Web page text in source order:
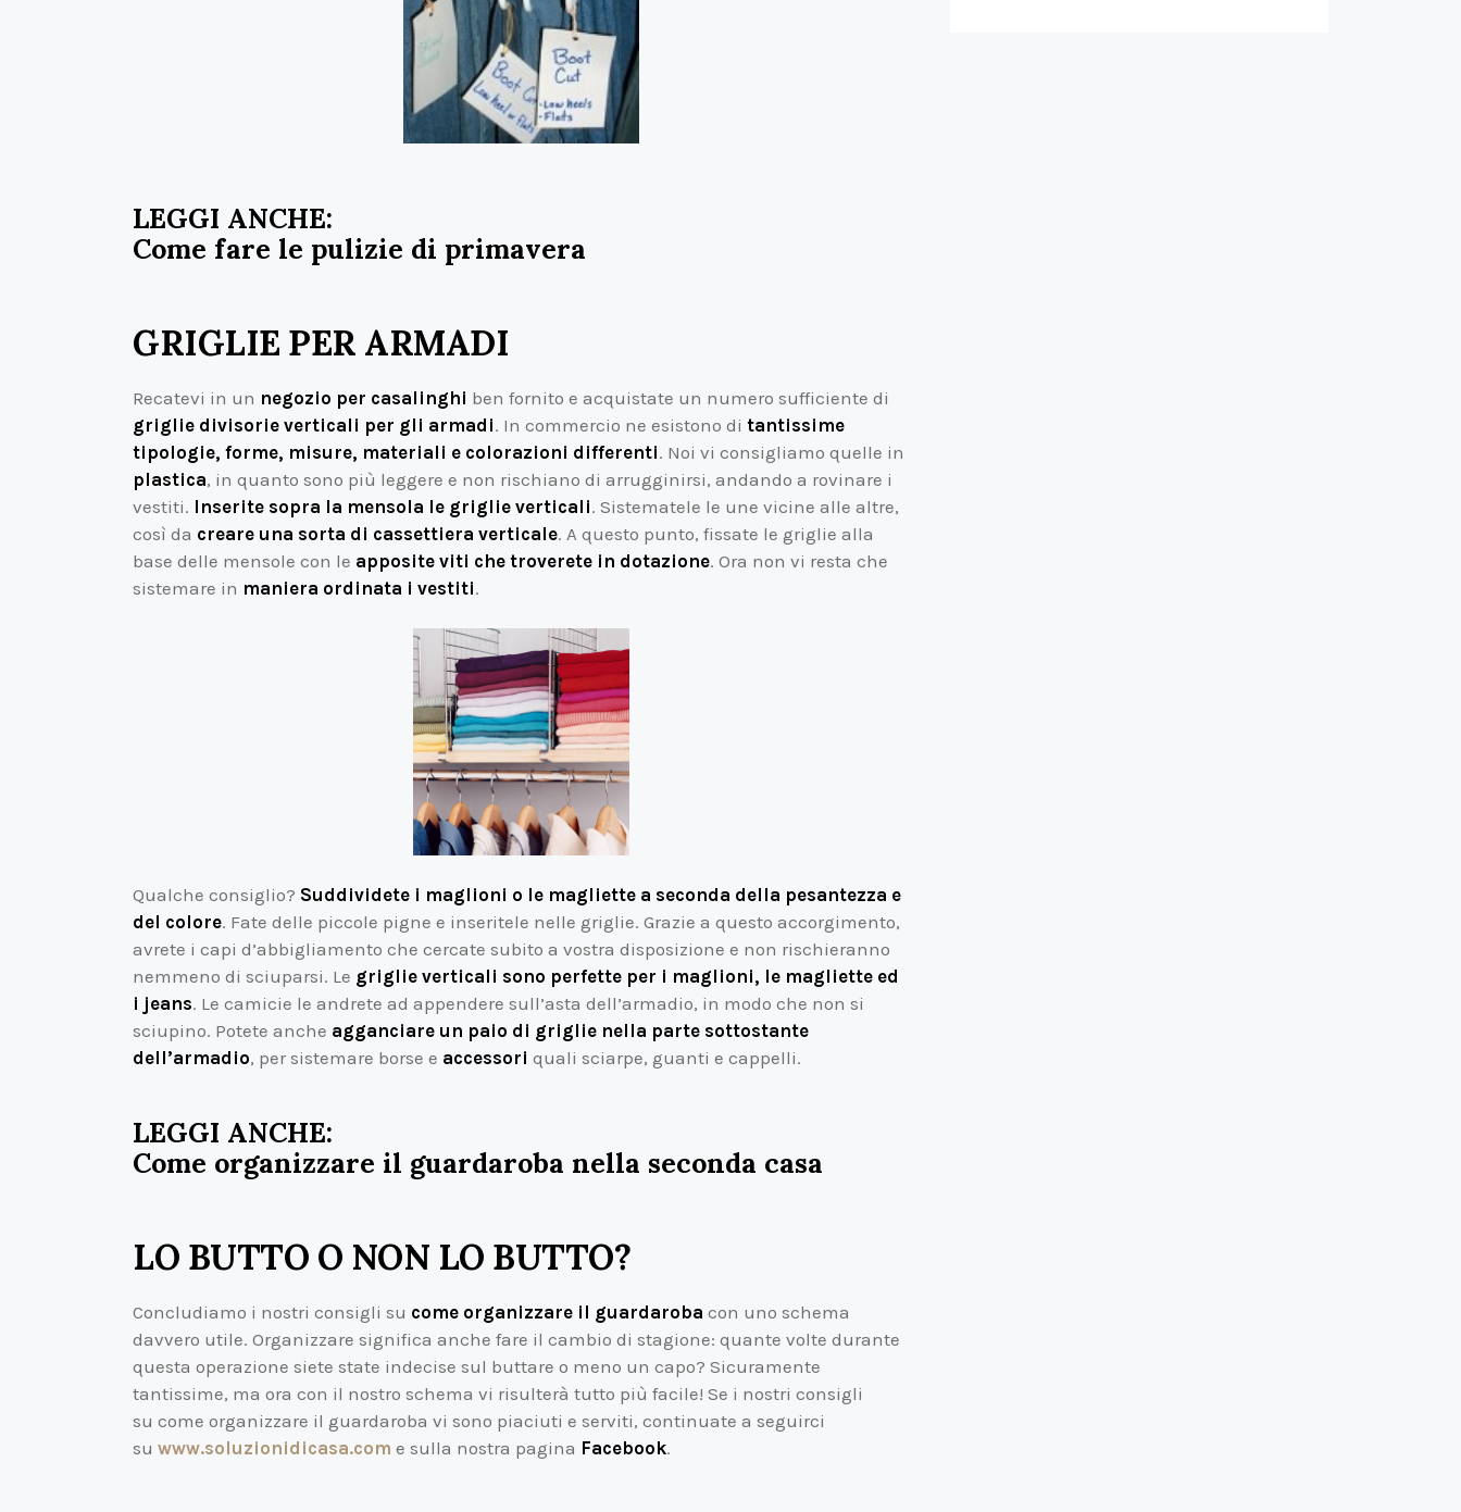
LEGGI ANCHE:
Come fare le pulizie di primavera
GRIGLIE PER ARMADI
Recatevi in un negozio per casalinghi ben fornito e acquistate un numero sufficiente di
griglie divisorie verticali per gli armadi. In commercio ne esistono di tantissime
tipologie, forme, misure, materiali e colorazioni differenti. Noi vi consigliamo quelle in
plastica, in quanto sono più leggere e non rischiano di arrugginirsi, andando a rovinare i
vestiti. Inserite sopra la mensola le griglie verticali. Sistematele le une vicine alle altre,
così da creare una sorta di cassettiera verticale. A questo punto, fissate le griglie alla
base delle mensole con le apposite viti che troverete in dotazione. Ora non vi resta che
sistemare in maniera ordinata i vestiti.
Qualche consiglio? Suddividete i maglioni o le magliette a seconda della pesantezza e
del colore. Fate delle piccole pigne e inseritele nelle griglie. Grazie a questo accorgimento,
avrete i capi d’abbigliamento che cercate subito a vostra disposizione e non rischieranno
nemmeno di sciuparsi. Le griglie verticali sono perfette per i maglioni, le magliette ed
i jeans. Le camicie le andrete ad appendere sull’asta dell’armadio, in modo che non si
sciupino. Potete anche agganciare un paio di griglie nella parte sottostante
dell’armadio, per sistemare borse e accessori quali sciarpe, guanti e cappelli.
LEGGI ANCHE:
Come organizzare il guardaroba nella seconda casa
LO BUTTO O NON LO BUTTO?
Concludiamo i nostri consigli su come organizzare il guardaroba con uno schema
davvero utile. Organizzare significa anche fare il cambio di stagione: quante volte durante
questa operazione siete state indecise sul buttare o meno un capo? Sicuramente
tantissime, ma ora con il nostro schema vi risulterà tutto più facile! Se i nostri consigli
su come organizzare il guardaroba vi sono piaciuti e serviti, continuate a seguirci
su www.soluzionidicasa.com e sulla nostra pagina Facebook.